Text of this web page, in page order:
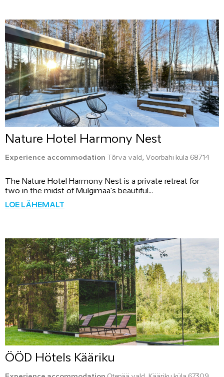
Nature Hotel Harmony Nest
Experience accommodation Tõrva vald, Voorbahi küla 68714
The Nature Hotel Harmony Nest is a private retreat for
two in the midst of Mulgimaa's beautiful...
LOE LÄHEMALT
ÖÖD Hötels Kääriku